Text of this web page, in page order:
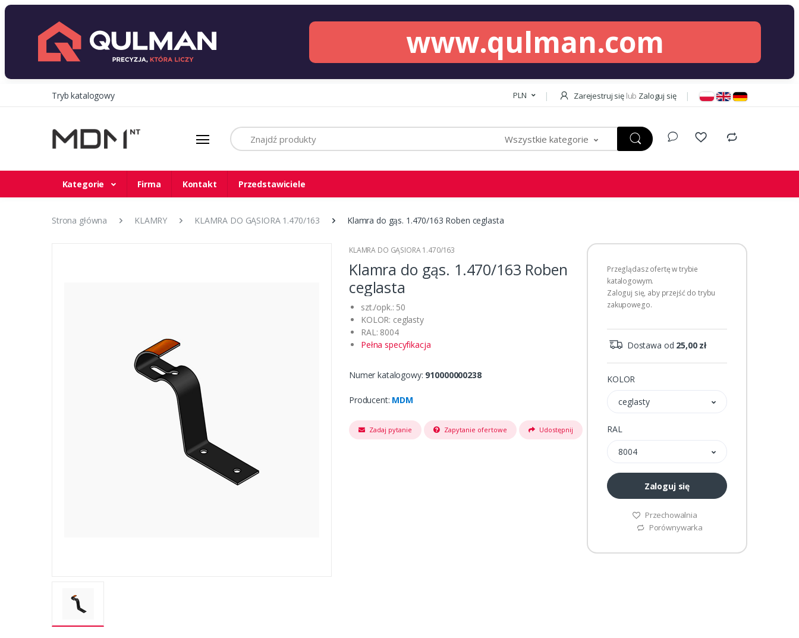
www.qulman.com
Tryb katalogowy PLN Zarejestruj się lub Zaloguj się
Szukaj
Wszystkie kategorie
Kategorie Firma Kontakt Przedstawiciele
Strona główna KLAMRY KLAMRA DO GĄSIORA 1.470/163 Klamra do gąs. 1.470/163 Roben ceglasta
KLAMRA DO GĄSIORA 1.470/163
Klamra do gąs. 1.470/163 Roben
ceglasta
szt./opk.: 50
KOLOR: ceglasty
RAL: 8004
Pełna specyfikacja
Numer katalogowy: 910000000238
Producent: MDM
Zadaj pytanie Zapytanie ofertowe Udostępnij
Przeglądasz ofertę w trybie
katalogowym.
Zaloguj się, aby przejść do trybu
zakupowego.
Dostawa od 25,00 zł
KOLOR
ceglasty
RAL
8004
Zaloguj się
Przechowalnia
Porównywarka